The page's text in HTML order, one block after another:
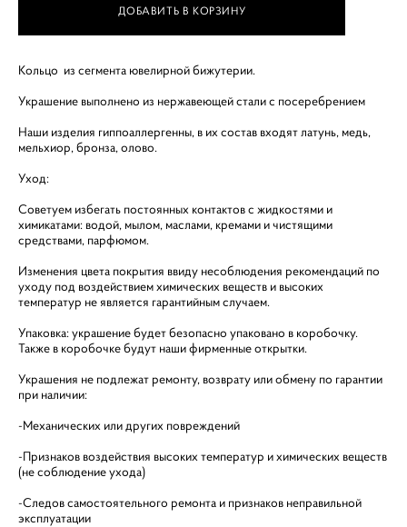
ДОБАВИТЬ В КОРЗИНУ
Кольцо из сегмента ювелирной бижутерии.
Украшение выполнено из нержавеющей стали с посеребрением
Наши изделия гиппоаллергенны, в их состав входят латунь, медь,
мельхиор, бронза, олово.
Уход:
Советуем избегать постоянных контактов с жидкостями и
химикатами: водой, мылом, маслами, кремами и чистящими
средствами, парфюмом.
Изменения цвета покрытия ввиду несоблюдения рекомендаций по
уходу под воздействием химических веществ и высоких
температур не является гарантийным случаем.
Упаковка: украшение будет безопасно упаковано в коробочку.
Также в коробочке будут наши фирменные открытки.
Украшения не подлежат ремонту, возврату или обмену по гарантии
при наличии:
-Механических или других повреждений
-Признаков воздействия высоких температур и химических веществ
(не соблюдение ухода)
-Следов самостоятельного ремонта и признаков неправильной
эксплуатации